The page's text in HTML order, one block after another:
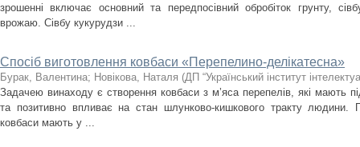
зрошенні включає основний та передпосівний обробіток грунту,
врожаю. Сівбу кукурудзи ...
Спосіб виготовлення ковбаси «Перепелино-делікатесна»
Бурак, Валентина; Новікова, Наталя (ДП “Український інститут
Задачею винаходу є створення ковбаси з м’яса перепелів, які мають
та позитивно впливає на стан шлунково-кишкового тракту
ковбаси мають у ...